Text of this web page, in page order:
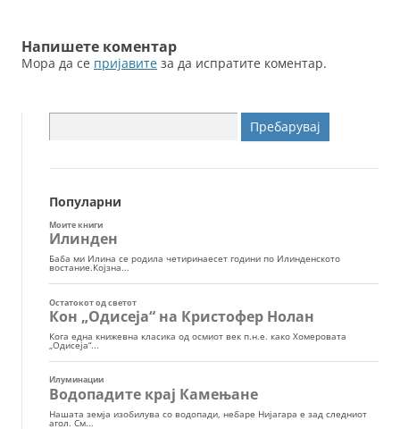
Напишете коментар
Мора да се пријавите за да испратите коментар.
за:
Популарни